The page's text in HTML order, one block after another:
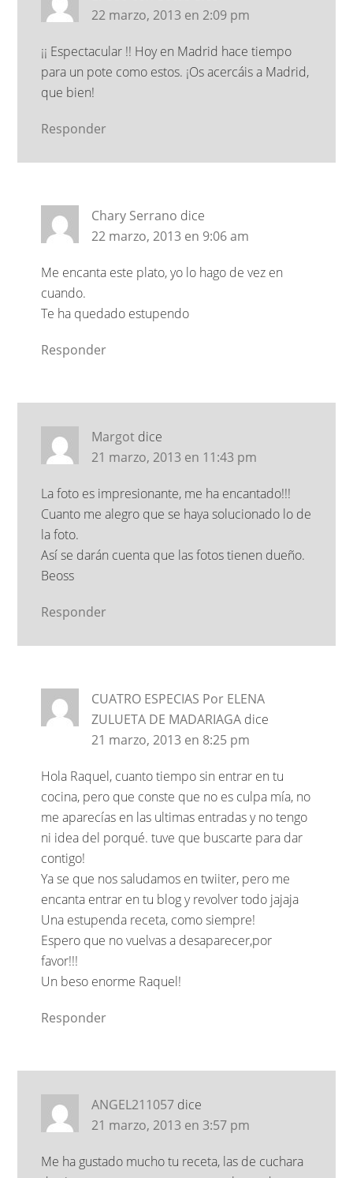
22 marzo, 2013 en 2:09 pm
¡¡ Espectacular !! Hoy en Madrid hace tiempo
para un pote como estos. ¡Os acercáis a Madrid,
que bien!
Responder
Chary Serrano dice
22 marzo, 2013 en 9:06 am
Me encanta este plato, yo lo hago de vez en
cuando.
Te ha quedado estupendo
Responder
Margot dice
21 marzo, 2013 en 11:43 pm
La foto es impresionante, me ha encantado!!!
Cuanto me alegro que se haya solucionado lo de
la foto.
Así se darán cuenta que las fotos tienen dueño.
Beoss
Responder
CUATRO ESPECIAS Por ELENA
ZULUETA DE MADARIAGA dice
21 marzo, 2013 en 8:25 pm
Hola Raquel, cuanto tiempo sin entrar en tu
cocina, pero que conste que no es culpa mía, no
me aparecías en las ultimas entradas y no tengo
ni idea del porqué. tuve que buscarte para dar
contigo!
Ya se que nos saludamos en twiiter, pero me
encanta entrar en tu blog y revolver todo jajaja
Una estupenda receta, como siempre!
Espero que no vuelvas a desaparecer,por
favor!!!
Un beso enorme Raquel!
Responder
ANGEL211057 dice
21 marzo, 2013 en 3:57 pm
Me ha gustado mucho tu receta, las de cuchara